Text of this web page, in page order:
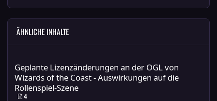
ÄHNLICHE INHALTE
Geplante Lizenzänderungen an der OGL von
Wizards of the Coast - Auswirkungen auf die
Rollenspiel-Szene
4